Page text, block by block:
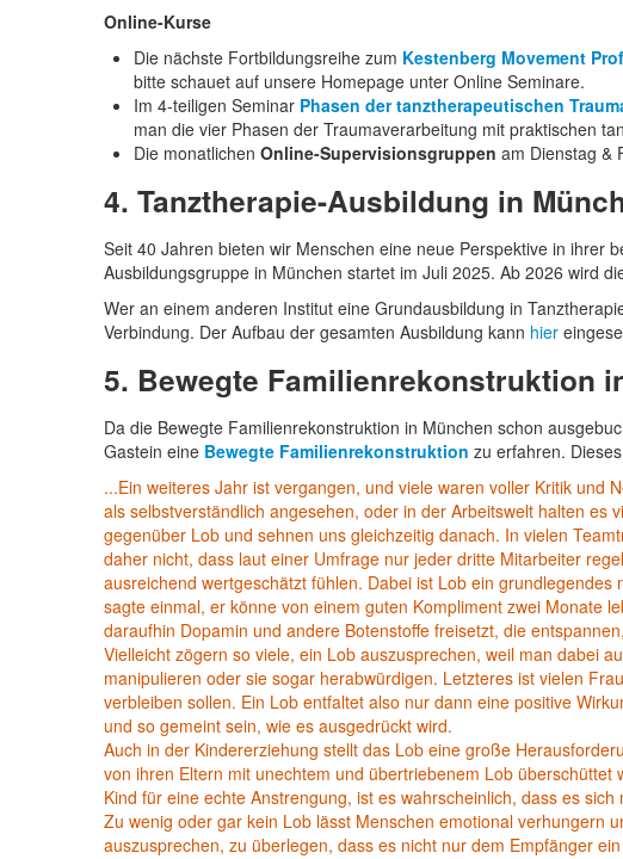
Online-Kurse
Die nächste Fortbildungsreihe zum Kestenberg Movement
bitte schauet auf unsere Homepage unter Online Seminare.
Im 4-teiligen Seminar Phasen der tanztherapeutischen
man die vier Phasen der Traumaverarbeitung mit praktischen
Die monatlichen Online-Supervisionsgruppen am Dienstag &
4. Tanztherapie-Ausbildung in
Seit 40 Jahren bieten wir Menschen eine neue Perspektive in ihrer
Ausbildungsgruppe in München startet im Juli 2025. Ab 2026 wird
Wer an einem anderen Institut eine Grundausbildung in
Verbindung. Der Aufbau der gesamten Ausbildung kann hier
5. Bewegte Familienrekonstruktion
Da die Bewegte Familienrekonstruktion in München schon
Gastein eine Bewegte Familienrekonstruktion zu erfahren.
...Ein weiteres Jahr ist vergangen, und viele waren voller Kritik und
als selbstverständlich angesehen, oder in der Arbeitswelt halten es
gegenüber Lob und sehnen uns gleichzeitig danach. In vielen
daher nicht, dass laut einer Umfrage nur jeder dritte Mitarbeiter
ausreichend wertgeschätzt fühlen. Dabei ist Lob ein
sagte einmal, er könne von einem guten Kompliment zwei Monate
daraufhin Dopamin und andere Botenstoffe freisetzt, die
Vielleicht zögern so viele, ein Lob auszusprechen, weil man dabei
manipulieren oder sie sogar herabwürdigen. Letzteres ist vielen
verbleiben sollen. Ein Lob entfaltet also nur dann eine positive
und so gemeint sein, wie es ausgedrückt wird.
Auch in der Kindererziehung stellt das Lob eine große
von ihren Eltern mit unechtem und übertriebenem Lob
Kind für eine echte Anstrengung, ist es wahrscheinlich, dass es
Zu wenig oder gar kein Lob lässt Menschen emotional verhungern
auszusprechen, zu überlegen, dass es nicht nur dem Empfänger